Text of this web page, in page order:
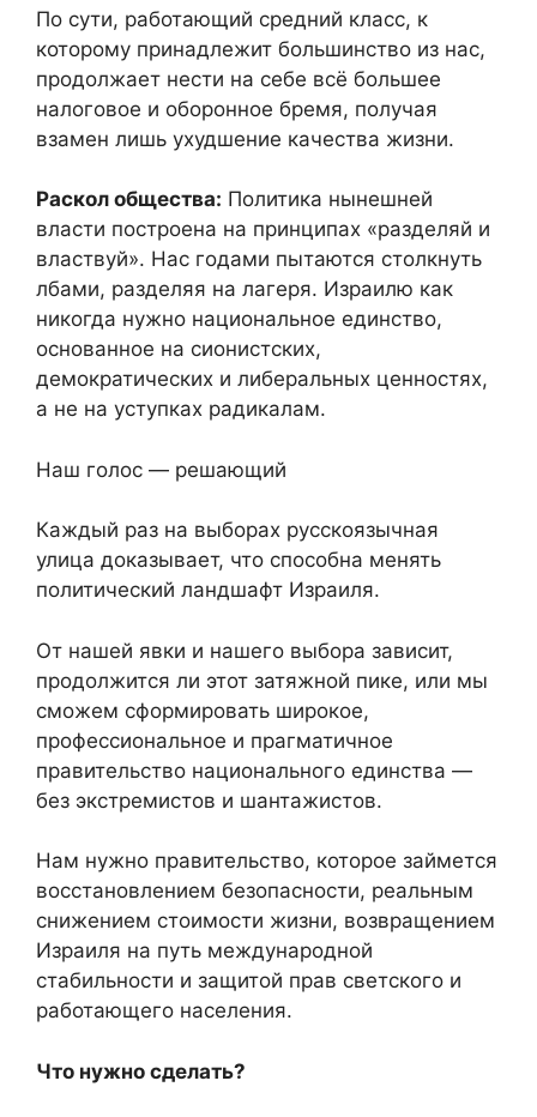
По сути, работающий средний класс, к
которому принадлежит большинство из нас,
продолжает нести на себе всё большее
налоговое и оборонное бремя, получая
взамен лишь ухудшение качества жизни.
Раскол общества: Политика нынешней
власти построена на принципах «разделяй и
властвуй». Нас годами пытаются столкнуть
лбами, разделяя на лагеря. Израилю как
никогда нужно национальное единство,
основанное на сионистских,
демократических и либеральных ценностях,
а не на уступках радикалам.
Наш голос — решающий
Каждый раз на выборах русскоязычная
улица доказывает, что способна менять
политический ландшафт Израиля.
От нашей явки и нашего выбора зависит,
продолжится ли этот затяжной пике, или мы
сможем сформировать широкое,
профессиональное и прагматичное
правительство национального единства —
без экстремистов и шантажистов.
Нам нужно правительство, которое займется
восстановлением безопасности, реальным
снижением стоимости жизни, возвращением
Израиля на путь международной
стабильности и защитой прав светского и
работающего населения.
Что нужно сделать?